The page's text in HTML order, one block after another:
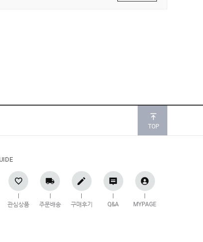
TOP
관심상품 주문배송 구매후기 Q&A MYPAGE